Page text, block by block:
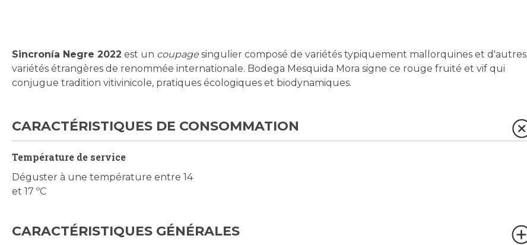
of
the
images
Sincronía Negre 2022 est un coupage singulier composé de variétés typiquement mallorquines et d'autres
variétés étrangères de renommée internationale. Bodega Mesquida Mora signe ce rouge fruité et vif qui
conjugue tradition vitivinicole, pratiques écologiques et biodynamiques.
CARACTÉRISTIQUES DE CONSOMMATION
Température de service
Déguster à une température entre 14
et 17 ºC
CARACTÉRISTIQUES GÉNÉRALES